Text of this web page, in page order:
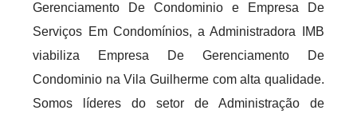
Gerenciamento De Condominio e Empresa De
Serviços Em Condomínios, a Administradora IMB
viabiliza Empresa De Gerenciamento De
Condominio na Vila Guilherme com alta qualidade.
Somos líderes do setor de Administração de